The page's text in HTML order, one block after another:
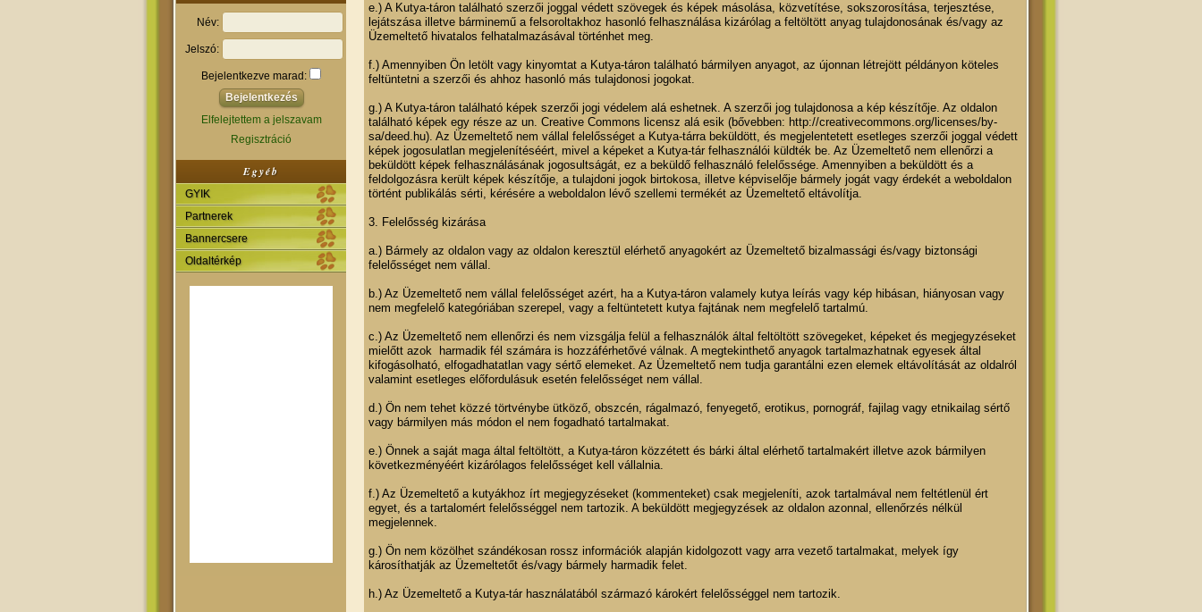
Név:
Jelszó:
Bejelentkezve marad:
Elfelejtettem a jelszavam
Regisztráció
Egyéb
GYIK
Partnerek
Bannercsere
Oldaltérkép
e.) A Kutya-táron található szerzői joggal védett szövegek és képek másolása, közvetítése, sokszorosítása, terjesztése,
lejátszása illetve bárminemű a felsoroltakhoz hasonló felhasználása kizárólag a feltöltött anyag tulajdonosának és/vagy az
Üzemeltető hivatalos felhatalmazásával történhet meg.
f.) Amennyiben Ön letölt vagy kinyomtat a Kutya-táron található bármilyen anyagot, az újonnan létrejött példányon köteles
feltüntetni a szerzői és ahhoz hasonló más tulajdonosi jogokat.
g.) A Kutya-táron található képek szerzői jogi védelem alá eshetnek. A szerzői jog tulajdonosa a kép készítője. Az oldalon
található képek egy része az un. Creative Commons licensz alá esik (bővebben: http://creativecommons.org/licenses/by-
sa/deed.hu). Az Üzemeltető nem vállal felelősséget a Kutya-tárra beküldött, és megjelentetett esetleges szerzői joggal védett
képek jogosulatlan megjelenítéséért, mivel a képeket a Kutya-tár felhasználói küldték be. Az Üzemeltető nem ellenőrzi a
beküldött képek felhasználásának jogosultságát, ez a beküldő felhasználó felelőssége. Amennyiben a beküldött és a
feldolgozásra került képek készítője, a tulajdoni jogok birtokosa, illetve képviselője bármely jogát vagy érdekét a weboldalon
történt publikálás sérti, kérésére a weboldalon lévő szellemi termékét az Üzemeltető eltávolítja.
3. Felelősség kizárása
a.) Bármely az oldalon vagy az oldalon keresztül elérhető anyagokért az Üzemeltető bizalmassági és/vagy biztonsági
felelősséget nem vállal.
b.) Az Üzemeltető nem vállal felelősséget azért, ha a Kutya-táron valamely kutya leírás vagy kép hibásan, hiányosan vagy
nem megfelelő kategóriában szerepel, vagy a feltüntetett kutya fajtának nem megfelelő tartalmú.
c.) Az Üzemeltető nem ellenőrzi és nem vizsgálja felül a felhasználók által feltöltött szövegeket, képeket és megjegyzéseket
mielőtt azok harmadik fél számára is hozzáférhetővé válnak. A megtekinthető anyagok tartalmazhatnak egyesek által
kifogásolható, elfogadhatatlan vagy sértő elemeket. Az Üzemeltető nem tudja garantálni ezen elemek eltávolítását az oldalról
valamint esetleges előfordulásuk esetén felelősséget nem vállal.
d.) Ön nem tehet közzé törtvénybe ütköző, obszcén, rágalmazó, fenyegető, erotikus, pornográf, fajilag vagy etnikailag sértő
vagy bármilyen más módon el nem fogadható tartalmakat.
e.) Önnek a saját maga által feltöltött, a Kutya-táron közzétett és bárki által elérhető tartalmakért illetve azok bármilyen
következményéért kizárólagos felelősséget kell vállalnia.
f.) Az Üzemeltető a kutyákhoz írt megjegyzéseket (kommenteket) csak megjeleníti, azok tartalmával nem feltétlenül ért
egyet, és a tartalomért felelősséggel nem tartozik. A beküldött megjegyzések az oldalon azonnal, ellenőrzés nélkül
megjelennek.
g.) Ön nem közölhet szándékosan rossz információk alapján kidolgozott vagy arra vezető tartalmakat, melyek így
károsíthatják az Üzemeltetőt és/vagy bármely harmadik felet.
h.) Az Üzemeltető a Kutya-tár használatából származó károkért felelősséggel nem tartozik.